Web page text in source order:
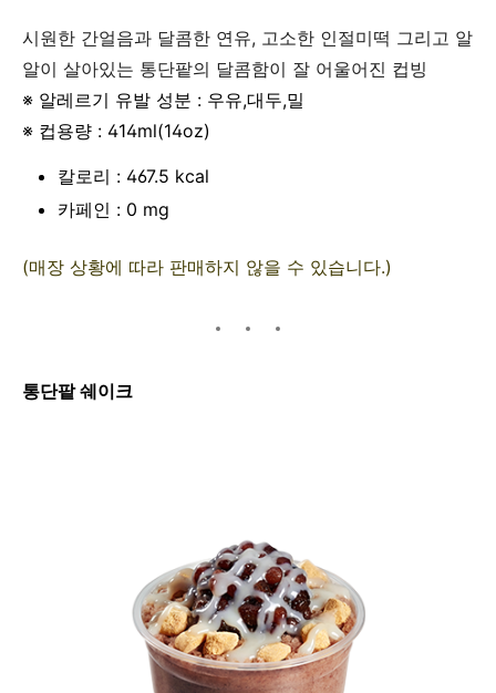
시원한 간얼음과 달콤한 연유, 고소한 인절미떡 그리고 알
알이 살아있는 통단팥의 달콤함이 잘 어울어진 컵빙
※ 알레르기 유발 성분 : 우유,대두,밀
※ 컵용량 : 414ml(14oz)
칼로리 : 467.5 kcal
카페인 : 0 mg
(매장 상황에 따라 판매하지 않을 수 있습니다.)
통단팥 쉐이크